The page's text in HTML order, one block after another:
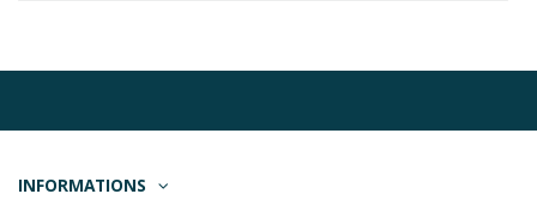
INFORMATIONS